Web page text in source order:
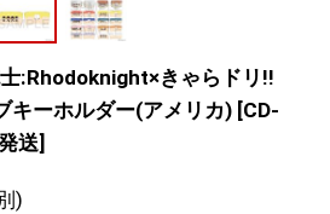
士:Rhodoknight×きゃらドリ!!
キーホルダー(アメリカ) [CD-
送]
)